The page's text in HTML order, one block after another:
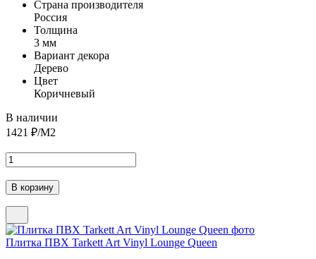
Страна производителя
Россия
Толщина
3 мм
Вариант декора
Дерево
Цвет
Коричневый
В наличии
1421 ₽/М2
Плитка ПВХ Tarkett Art Vinyl Lounge Queen